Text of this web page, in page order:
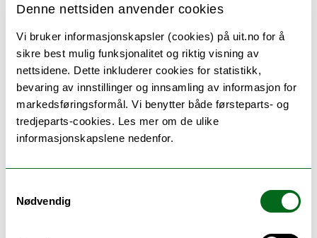
Denne nettsiden anvender cookies
Vi bruker informasjonskapsler (cookies) på uit.no for å
sikre best mulig funksjonalitet og riktig visning av
nettsidene. Dette inkluderer cookies for statistikk,
bevaring av innstillinger og innsamling av informasjon for
markedsføringsformål. Vi benytter både førsteparts- og
tredjeparts-cookies. Les mer om de ulike
informasjonskapslene nedenfor.
Nødvendig
programperioden. Programstyret avgjør hvilke
emner som skal evalueres av studenter og lærer
per år.
Eksamen
Vurderingsform: Karakterskala:
Praksisvurdering
Bestått – Ikke